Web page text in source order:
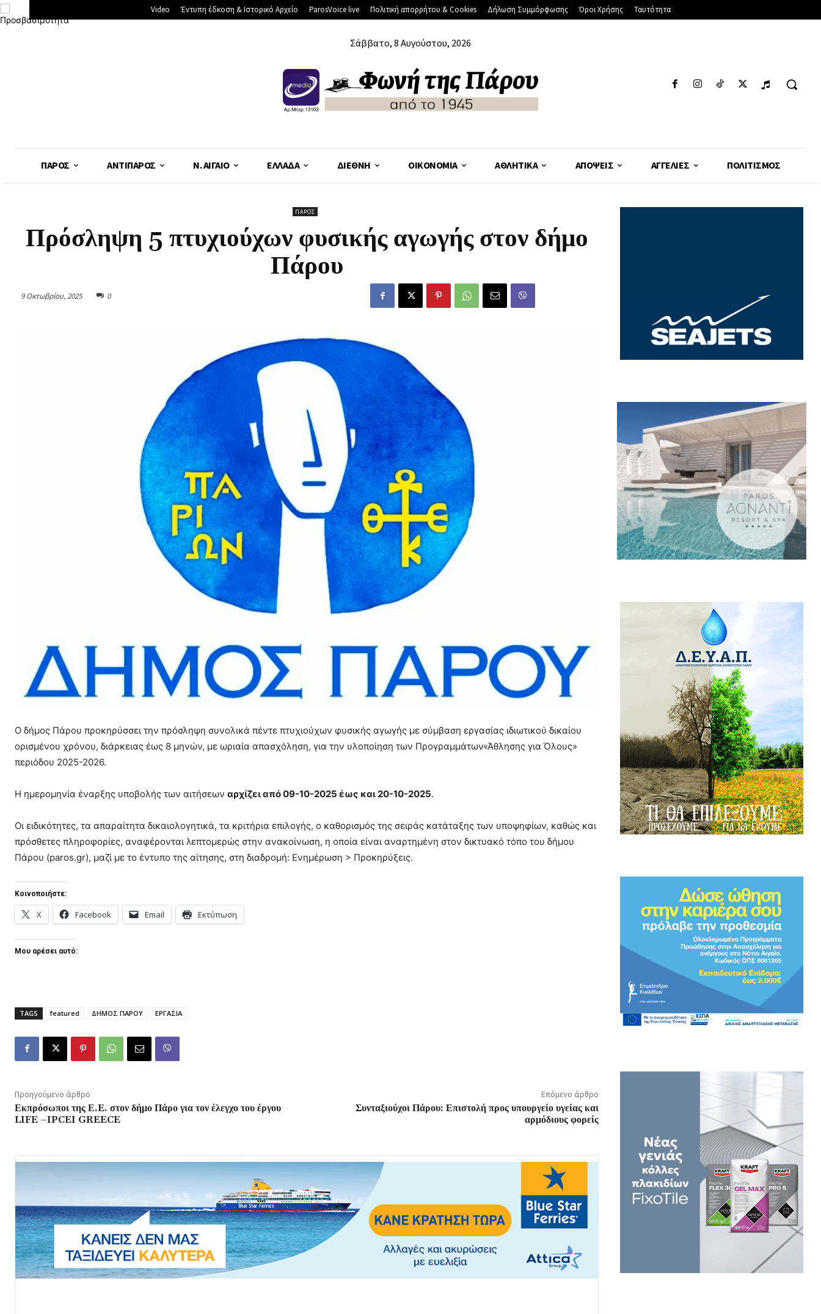
Video Έντυπη έδκοση & Ιστορικό Αρχείο ParosVoice live Πολιτική απορρήτου & Cookies Δήλωση Συμμόρφωσης Όροι Χρήσης Ταυτότητα
Σάββατο, 8 Αυγούστου, 2026
ΠΆΡΟΣ ΑΝΤΊΠΑΡΟΣ Ν. ΑΙΓΑΊΟ ΕΛΛΆΔΑ ΔΙΕΘΝΉ ΟΙΚΟΝΟΜΊΑ ΑΘΛΗΤΙΚΆ ΑΠΌΨΕΙΣ ΑΓΓΕΛΊΕΣ ΠΟΛΙΤΙΣΜΌΣ
ΠΆΡΟΣ
Πρόσληψη 5 πτυχιούχων φυσικής αγωγής στον δήμο
Πάρου
9 Οκτωβρίου, 2025 0
Ο δήμος Πάρου προκηρύσσει την πρόσληψη συνολικά πέντε πτυχιούχων φυσικής αγωγής με σύμβαση εργασίας ιδιωτικού δικαίου
ορισμένου χρόνου, διάρκειας έως 8 μηνών, με ωριαία απασχόληση, για την υλοποίηση των Προγραμμάτων«Άθλησης για Όλους»
περιόδου 2025-2026.
Η ημερομηνία έναρξης υποβολής των αιτήσεων αρχίζει από 09-10-2025 έως και 20-10-2025.
Οι ειδικότητες, τα απαραίτητα δικαιολογητικά, τα κριτήρια επιλογής, ο καθορισμός της σειράς κατάταξης των υποψηφίων, καθώς και
πρόσθετες πληροφορίες, αναφέρονται λεπτομερώς στην ανακοίνωση, η οποία είναι αναρτημένη στον δικτυακό τόπο του δήμου
Πάρου (paros.gr), μαζί με το έντυπο της αίτησης, στη διαδρομή: Ενημέρωση > Προκηρύξεις.
Κοινοποιήστε:
X Facebook Email Εκτύπωση
Μου αρέσει αυτό:
TAGS featured ΔΗΜΟΣ ΠΑΡΟΥ ΕΡΓΑΣΙΑ
Προηγούμενο άρθρο
Εκπρόσωποι της Ε.E. στον δήμο Πάρο για τον έλεγχο του έργου
LIFE –IPCEI GREECE
Επόμενο άρθρο
Συνταξιούχοι Πάρου: Επιστολή προς υπουργείο υγείας και
αρμόδιους φορείς